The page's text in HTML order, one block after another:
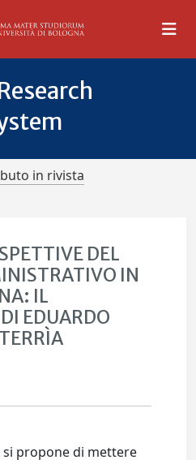
in rivista
DEL
IN
IL
EDUARDO
si propone di mettere